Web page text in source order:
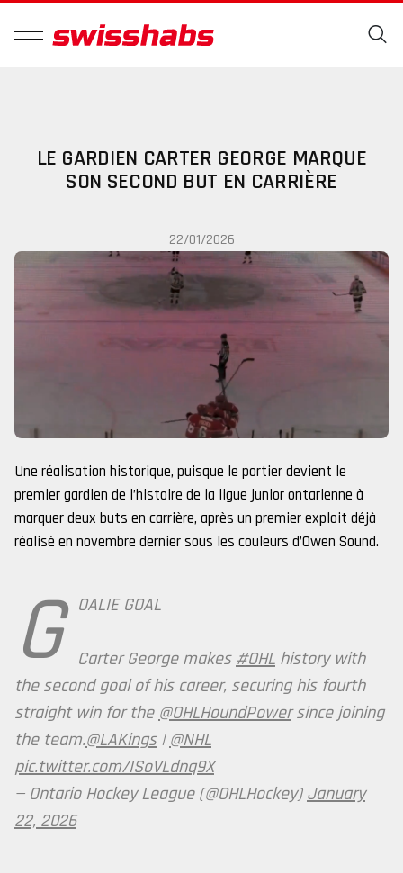
LE GARDIEN CARTER GEORGE MARQUE
SON SECOND BUT EN CARRIÈRE
22/01/2026
Une réalisation historique, puisque le portier devient le
premier gardien de l’histoire de la ligue junior ontarienne à
marquer deux buts en carrière, après un premier exploit déjà
réalisé en novembre dernier sous les couleurs d’Owen Sound.
G OALIE GOAL
Carter George makes #OHL history with
the second goal of his career, securing his fourth
straight win for the @OHLHoundPowersince joining
the team.@LAKings|@NHL
pic.twitter.com/ISoVLdnq9X
— Ontario Hockey League (@OHLHockey)January
22, 2026